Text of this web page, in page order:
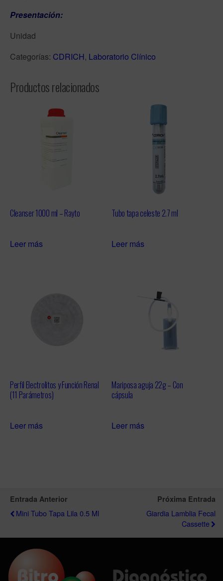
Presentación:
Unidad
Categorías: CDRICH, Laboratorio Clínico
Productos relacionados
Cleanser 1000 ml – Rayto
Leer más
Tubo tapa celeste 2.7 ml
Leer más
Perfil Electrolitos y Función Renal
(11 Parámetros)
Leer más
Mariposa aguja 22g – Con
cápsula
Leer más
Entrada Anterior
Mini Tubo Tapa Lila 0.5 Ml
Próxima Entrada
Giardia Lamblia Fecal
Cassette